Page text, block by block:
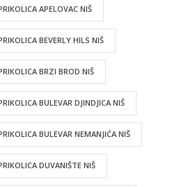
APELOVAC NIŠ
BEVERLY HILS NIŠ
BRZI BROD NIŠ
BULEVAR DJINDJICA NIŠ
BULEVAR NEMANJIĆA NIŠ
DUVANIŠTE NIŠ